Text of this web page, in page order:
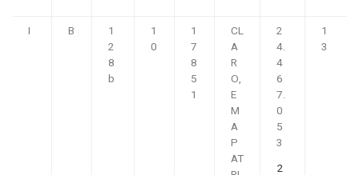
I B
1
2
8
b
1
0
1
7
8
5
1
CL
A
R
O,
E
M
A
P
AT
2
4.
4
6
7.
0
5
3
2
1
3